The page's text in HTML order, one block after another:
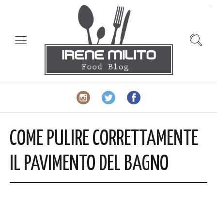
COME PULIRE CORRETTAMENTE
IL PAVIMENTO DEL BAGNO